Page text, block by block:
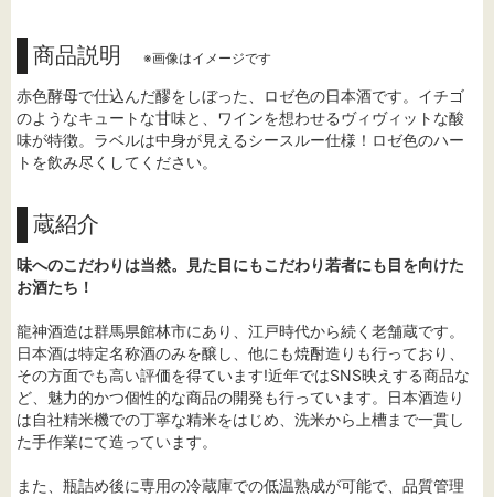
商品説明 ※画像はイメージです
赤色酵母で仕込んだ醪をしぼった、ロゼ色の日本酒です。イチゴ
のようなキュートな甘味と、ワインを想わせるヴィヴィットな酸
味が特徴。ラベルは中身が見えるシースルー仕様！ロゼ色のハー
トを飲み尽くしてください。
蔵紹介
味へのこだわりは当然。見た目にもこだわり若者にも目を向けた
お酒たち！
龍神酒造は群馬県館林市にあり、江戸時代から続く老舗蔵です。
日本酒は特定名称酒のみを醸し、他にも焼酎造りも行っており、
その方面でも高い評価を得ています!近年ではSNS映えする商品な
ど、魅力的かつ個性的な商品の開発も行っています。日本酒造り
は自社精米機での丁寧な精米をはじめ、洗米から上槽まで一貫し
た手作業にて造っています。
また、瓶詰め後に専用の冷蔵庫での低温熟成が可能で、品質管理